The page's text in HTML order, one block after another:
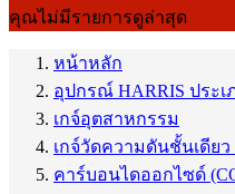
คุณไม่มีรายการดูล่าสุด
หน้าหลัก
อุปกรณ์ HARRIS ประเ
เกจ์อุตสาหกรรม
เกจ์วัดความดันชั้นเดียว
คาร์บอนไดออกไซด์